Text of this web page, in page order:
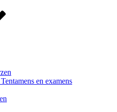
en examens